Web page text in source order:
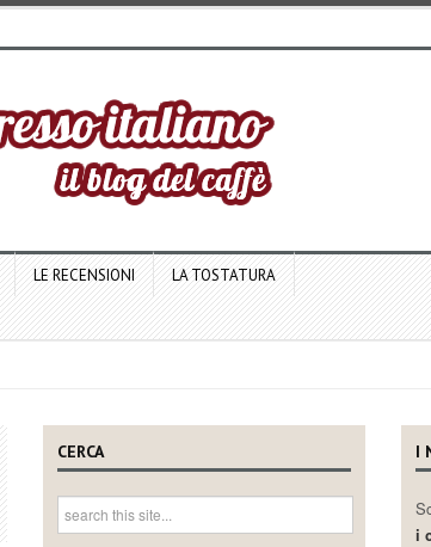
LE RECENSIONI LA TOSTATURA
CERCA I
i